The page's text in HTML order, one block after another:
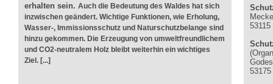
erhalten sein. Auch die Bedeutung des Waldes hat sich
inzwischen geändert. Wichtige Funktionen, wie Erholung,
Wasser-, Immissionsschutz und Naturschutzbelange sind
hinzu gekommen. Die Erzeugung von umweltfreundlichem
und CO2-neutralem Holz bleibt weiterhin ein wichtiges
Ziel. [...]
53115